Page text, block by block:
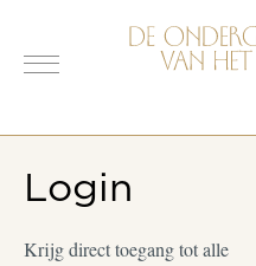
Login
Krijg direct toegang tot alle